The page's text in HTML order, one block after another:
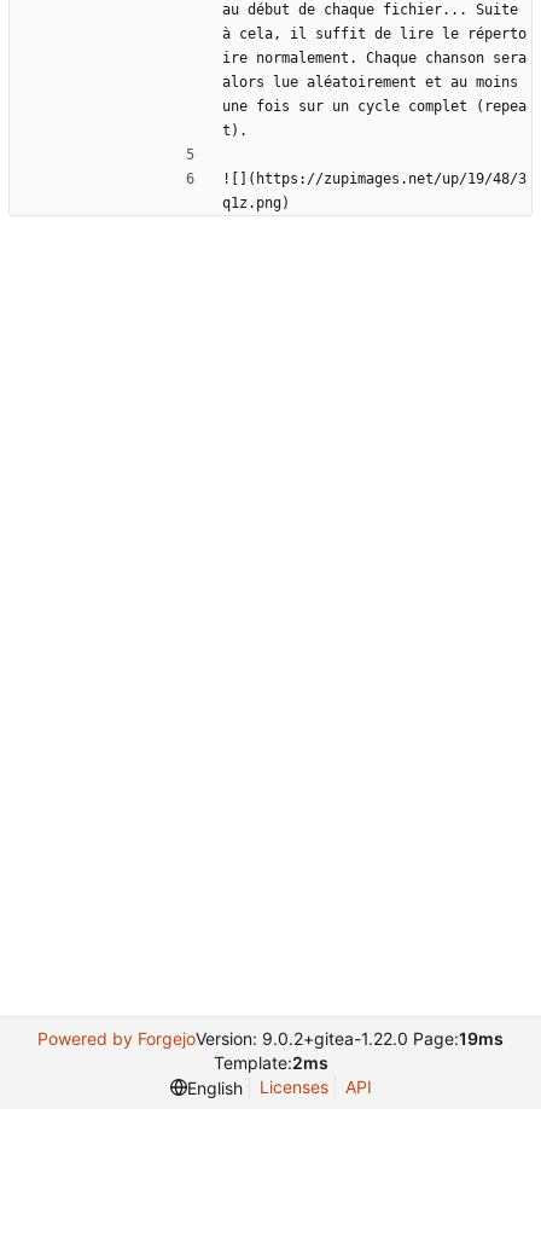
au début de chaque fichier... Suite
à cela, il suffit de lire le réperto
ire normalement. Chaque chanson sera
alors lue aléatoirement et au moins
une fois sur un cycle complet (repea
t).
![](https://zupimages.net/up/19/48/3
q1z.png)
Powered by ForgejoVersion: 9.0.2+gitea-1.22.0 Page:19ms
Template:2ms
English
Licenses API